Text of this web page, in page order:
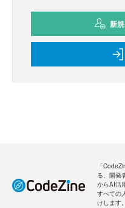
新
「
る、開発
からAI活
すべての
けします。